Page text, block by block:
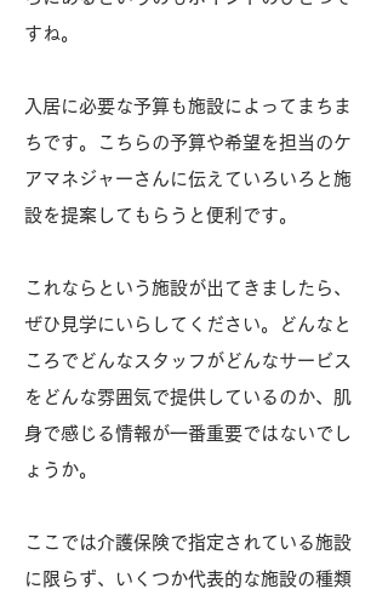
すね。
入居に必要な予算も施設によってまちま
ちです。こちらの予算や希望を担当のケ
アマネジャーさんに伝えていろいろと施
設を提案してもらうと便利です。
これならという施設が出てきましたら、
ぜひ見学にいらしてください。どんなと
ころでどんなスタッフがどんなサービス
をどんな雰囲気で提供しているのか、肌
身で感じる情報が一番重要ではないでし
ょうか。
ここでは介護保険で指定されている施設
に限らず、いくつか代表的な施設の種類